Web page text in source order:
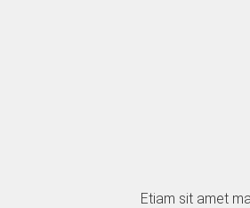
Etiam sit amet